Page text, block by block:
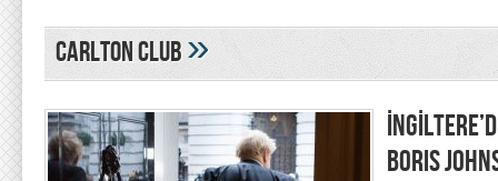
Carlton Club»
BORIS